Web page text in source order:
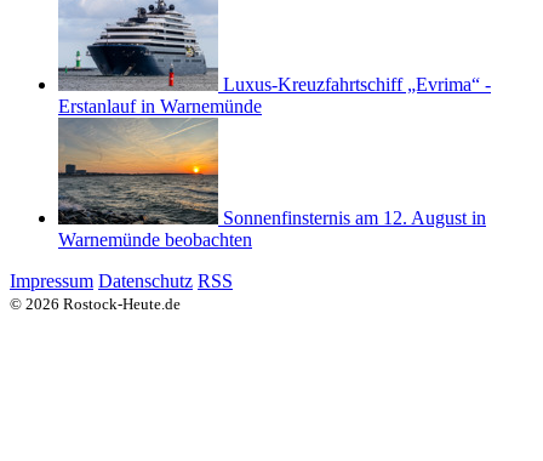
Luxus-Kreuzfahrtschiff „Evrima“ -
Erstanlauf in Warnemünde
Sonnenfinsternis am 12. August in
Warnemünde beobachten
Impressum Datenschutz RSS
© 2026 Rostock-Heute.de